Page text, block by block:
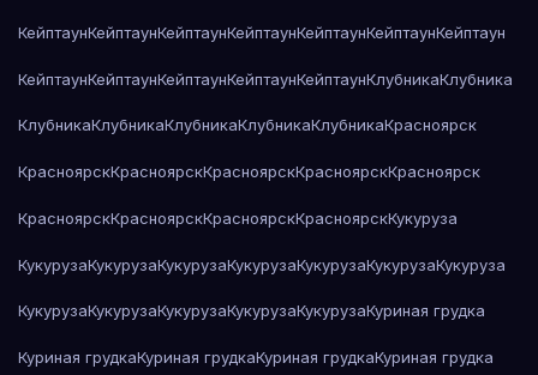
КейптаунКейптаунКейптаунКейптаунКейптаунКейптаунКейптаун
КейптаунКейптаунКейптаунКейптаунКейптаунКлубникаКлубника
КлубникаКлубникаКлубникаКлубникаКлубникаКрасноярск
КрасноярскКрасноярскКрасноярскКрасноярскКрасноярск
КрасноярскКрасноярскКрасноярскКрасноярскКукуруза
КукурузаКукурузаКукурузаКукурузаКукурузаКукурузаКукуруза
КукурузаКукурузаКукурузаКукурузаКукурузаКуриная грудка
Куриная грудкаКуриная грудкаКуриная грудкаКуриная грудка